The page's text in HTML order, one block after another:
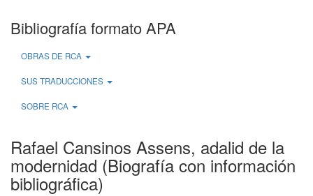
Bibliografía formato APA
OBRAS DE RCA
SUS TRADUCCIONES
SOBRE RCA
Rafael Cansinos Assens, adalid de la
modernidad (Biografía con información
bibliográfica)